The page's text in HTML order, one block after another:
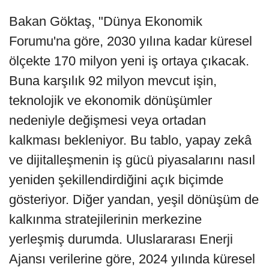
Bakan Göktaş, "Dünya Ekonomik
Forumu'na göre, 2030 yılına kadar küresel
ölçekte 170 milyon yeni iş ortaya çıkacak.
Buna karşılık 92 milyon mevcut işin,
teknolojik ve ekonomik dönüşümler
nedeniyle değişmesi veya ortadan
kalkması bekleniyor. Bu tablo, yapay zekâ
ve dijitalleşmenin iş gücü piyasalarını nasıl
yeniden şekillendirdiğini açık biçimde
gösteriyor. Diğer yandan, yeşil dönüşüm de
kalkınma stratejilerinin merkezine
yerleşmiş durumda. Uluslararası Enerji
Ajansı verilerine göre, 2024 yılında küresel